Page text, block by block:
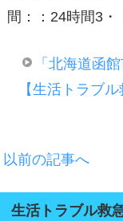
間：：24時間3・
「北海道函
【生活トラブ
以前の記事へ
生活トラブル救